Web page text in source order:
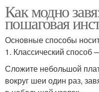
Как модно
пошаговая
Основные способы
1. Классический
Сложите небольшой
вокруг шеи один раз,